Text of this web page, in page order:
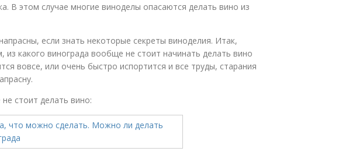
В этом случае многие виноделы опасаются делать вино из
если знать некоторые секреты виноделия. Итак,
из какого винограда вообще не стоит начинать делать вино
вовсе, или очень быстро испортится и все труды, старания
стоит делать вино: